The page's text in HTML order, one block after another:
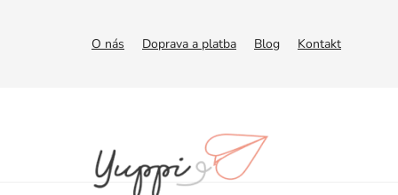
O nás Doprava a platba Blog Kontakt